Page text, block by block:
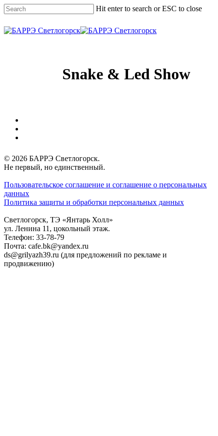
Skip
to
main
content
Hit enter to search or ESC to close
Close
Snake & Led Show
© 2026 БАРРЭ Светлогорск.
Не первый, но единственный.
Пользовательское соглашение и соглашение о персональных
данных
Политика защиты и обработки персональных данных
Светлогорск, ТЭ «Янтарь Холл»
ул. Ленина 11, цокольный этаж.
Телефон: 33-78-79
Почта: cafe.bk@yandex.ru
ds@grilyazh39.ru (для предложений по рекламе и
продвижению)